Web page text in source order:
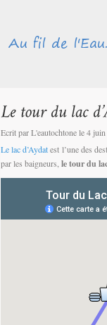
Ecrit par L'eautochtone le 4
Le lac d’Aydatest l’une des
par les baigneurs, le tour du